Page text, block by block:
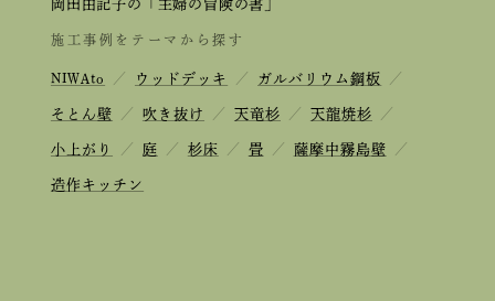
岡田由記子の「主婦の冒険の書」
施工事例をテーマから探す
NIWAto ／ ウッドデッキ ／ ガルバリウム鋼板 ／
そとん壁 ／ 吹き抜け ／ 天竜杉 ／ 天龍焼杉 ／
小上がり ／ 庭 ／ 杉床 ／ 畳 ／ 薩摩中霧島壁 ／
造作キッチン